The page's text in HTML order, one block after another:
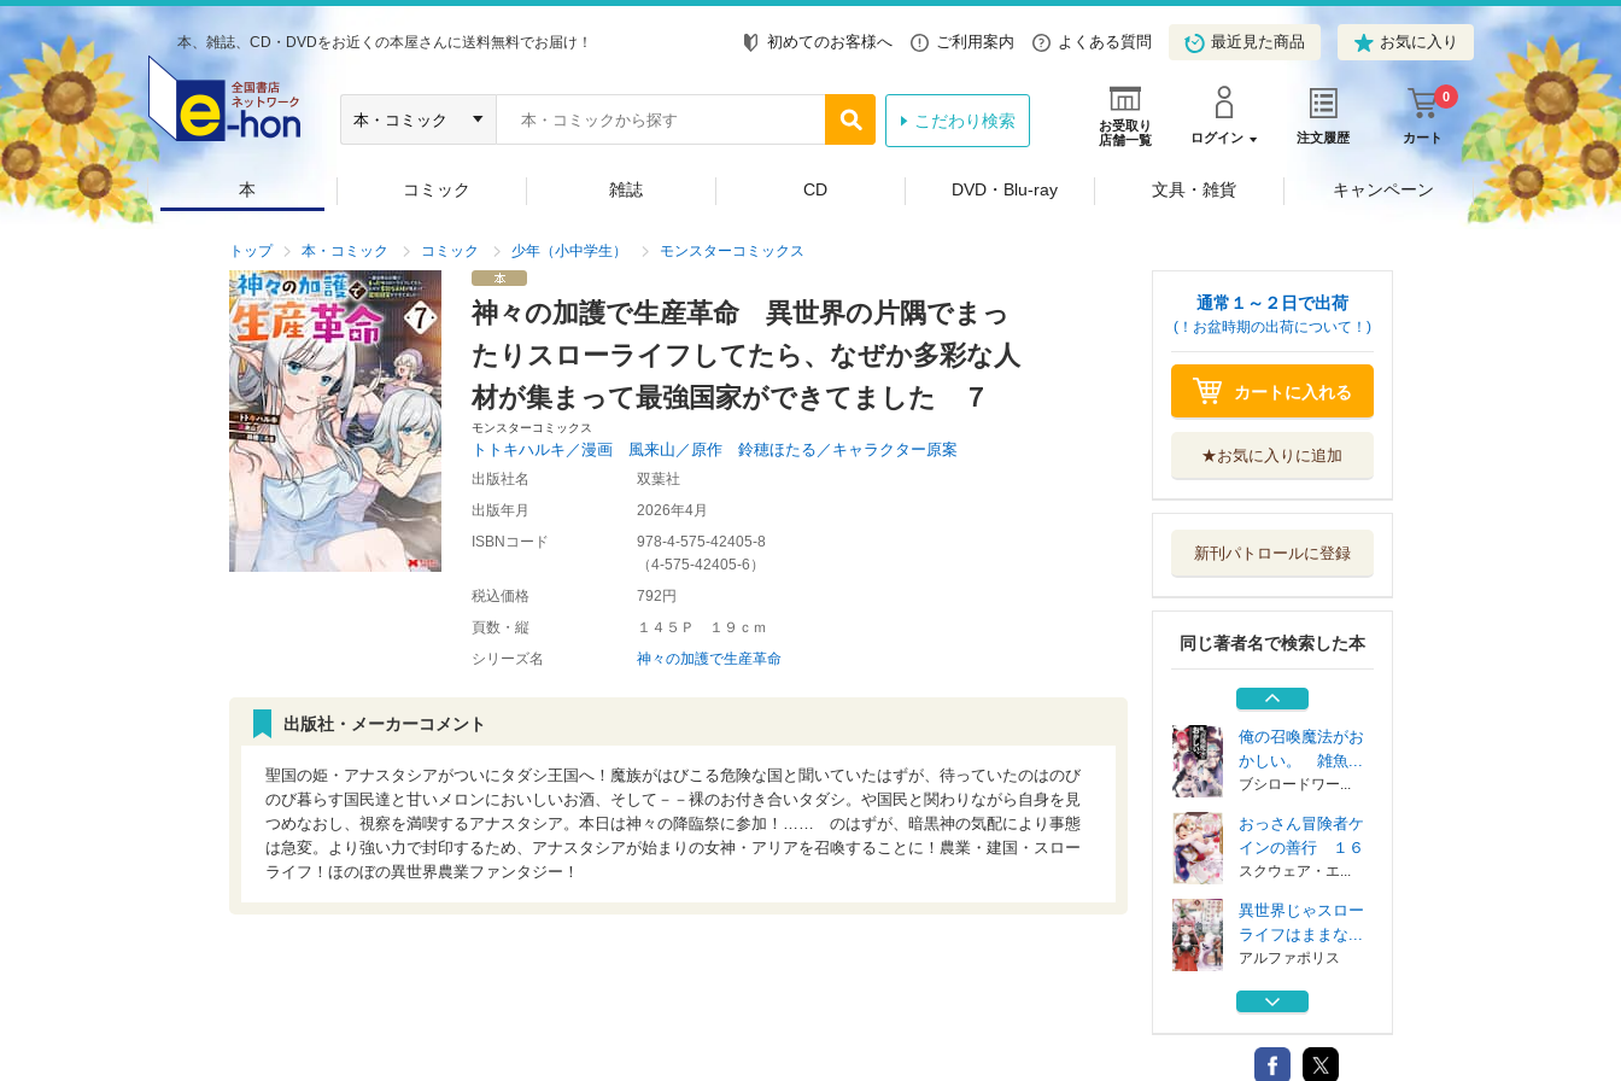
本、雑誌、CD・DVDをお近くの本屋さんに送料無料でお届け！ 初めてのお客様へ ご利用案内 よくある質問 最近見た商品 お気に入り
お受取り
店舗一覧
ログイン 注文履歴 カート
0
こだわり検索
本 コミック 雑誌 CD DVD・Blu-ray 文具・雑貨 キャンペーン
トップ 本・コミック コミック 少年（小中学生） モンスターコミックス
神々の加護で生産革命 異世界の片隅でまっ
たりスローライフしてたら、なぜか多彩な人
材が集まって最強国家ができてました ７
モンスターコミックス
トトキハルキ／漫画 風来山／原作 鈴穂ほたる／キャラクター原案
出版社名
双葉社
出版年月
2026年4月
ISBNコード
978-4-575-42405-8
（4-575-42405-6 ）
税込価格
792円
頁数・縦
１４５Ｐ １９ｃｍ
シリーズ名
神々の加護で生産革命
出版社・メーカーコメント
聖国の姫・アナスタシアがついにタダシ王国へ！魔族がはびこる危険な国と聞いていたはずが、待っていたのはのび
のび暮らす国民達と甘いメロンにおいしいお酒、そして－－裸のお付き合いタダシ。や国民と関わりながら自身を見
つめなおし、視察を満喫するアナスタシア。本日は神々の降臨祭に参加！…… のはずが、暗黒神の気配により事態
は急変。より強い力で封印するため、アナスタシアが始まりの女神・アリアを召喚することに！農業・建国・スロー
ライフ！ほのぼの異世界農業ファンタジー！
通常１～２日で出荷
(！お盆時期の出荷について！)
カートに入れる
★お気に入りに追加
新刊パトロールに登録
同じ著者名で検索した本
異世界じゃスロー
ライフはままな...
おっさん冒険者ケ
スクウェア・エ...
神々の加護で生産
革命 異世界の...
双葉社
俺の召喚魔法がお
かしい。 雑魚...
ブシロードワー...
おっさん冒険者ケ
インの善行 １６
スクウェア・エ...
異世界じゃスロー
ライフはままな...
アルファポリス
おっさん冒険者ケ
スクウェア・エ...